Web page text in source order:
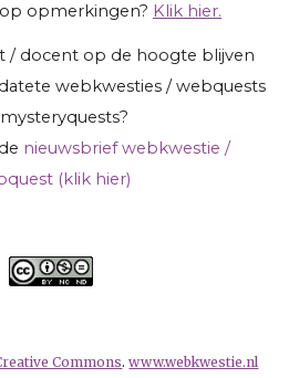
opmerkingen? Klik hier.
/ docent op de hoogte blijven
webkwesties / webquests
nieuwsbrief webkwestie /
(klik hier)
Commons.www.webkwestie.nl